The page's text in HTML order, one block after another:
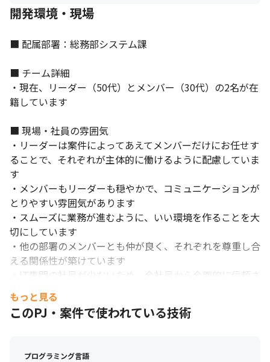
スキルを活かせる案件で即戦力として活躍できます。
開発環境・現場
■ 配属部署：総務部システム課
■ チーム詳細
・現在、リーダー（50代）とメンバー（30代）の2名が在
籍しています
■ 現場・社員の雰囲気
・リーダーは案件によってあえてメンバーだけにお任せす
ることで、それぞれが主体的に働けるように配慮していま
す
・メンバーもリーダーも穏やかで、コミュニケーションが
とりやすい雰囲気があります
・スムーズに業務が進むように、いい環境を作ることを大
切にしています
・他の部署のメンバーとも仲が良く、それぞれを尊重し合
える関係性が築けています
・IT専門の社員が少ないため、全社員から全面的に信頼さ
れるポジションです
・毎月、社員が「かえるメモ」という提案ツールを行い、
システム開発に関する要望を実現しています
もっと見る
このPJ・案件で使われている技術
プログラミング言語